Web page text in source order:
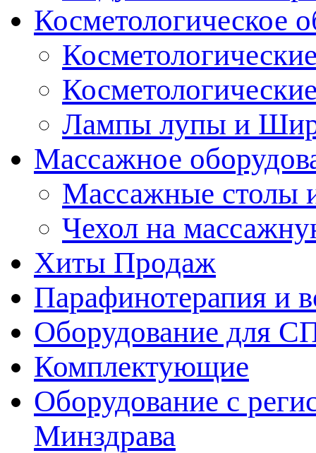
Косметологическое
Лампы лупы и
Массажное
Массажные столы
Чехол на
Хиты Продаж
Парафинотерапия и
Оборудование для
Комплектующие
Оборудование с
Минздрава